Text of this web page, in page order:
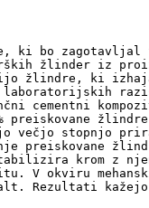
ki bo zagotavljal
žlinder iz
žlindre, ki
laboratorijskih
cementni
% preiskovane
večjo stopnjo
preiskovane
krom z
V okviru
Rezultati kažejo,